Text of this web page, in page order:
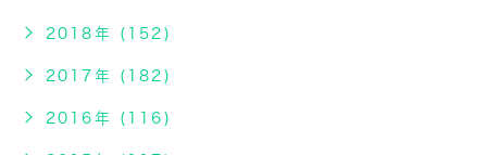
2018年 (152)
2017年 (182)
2016年 (116)